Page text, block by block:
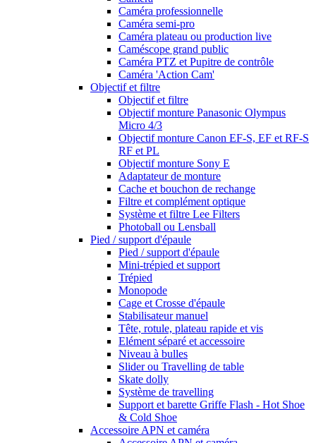
Caméra professionnelle
Caméra semi-pro
Caméra plateau ou production live
Caméscope grand public
Caméra PTZ et Pupitre de contrôle
Caméra 'Action Cam'
Objectif et filtre
Objectif et filtre
Objectif monture Panasonic Olympus
Micro 4/3
Objectif monture Canon EF-S, EF et RF-S
RF et PL
Objectif monture Sony E
Adaptateur de monture
Cache et bouchon de rechange
Filtre et complément optique
Système et filtre Lee Filters
Photoball ou Lensball
Pied / support d'épaule
Pied / support d'épaule
Mini-trépied et support
Trépied
Monopode
Cage et Crosse d'épaule
Stabilisateur manuel
Tête, rotule, plateau rapide et vis
Elément séparé et accessoire
Niveau à bulles
Slider ou Travelling de table
Skate dolly
Système de travelling
Support et barette Griffe Flash - Hot Shoe
& Cold Shoe
Accessoire APN et caméra